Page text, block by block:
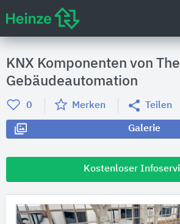
KNX Komponenten von
Gebäudeautomation
0 Merken Teilen
Galerie
Kostenloser